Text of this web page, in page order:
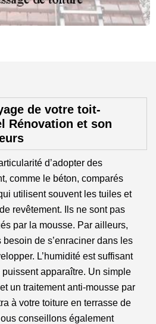
de votre toit-
Rénovation et son
d’adopter des
comme le béton, comparés
utilisent souvent les tuiles et
revêtement. Ils ne sont pas
par la mousse. Par ailleurs,
besoin de s’enraciner dans les
L’humidité est suffisant
apparaître. Un simple
un traitement anti-mousse par
à votre toiture en terrasse de
conseillons également